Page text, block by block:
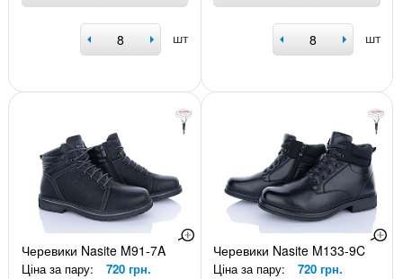
шт шт
Черевики Nasite M91-7A
Ціна за пару: 720 грн.
Черевики Nasite M133-9C
Ціна за пару: 720 грн.